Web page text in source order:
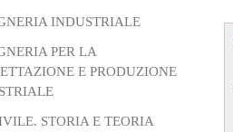
INDUSTRIALE
PER LA
E PRODUZIONE
STORIA E TEORIA